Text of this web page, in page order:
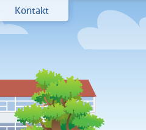
Kontakt